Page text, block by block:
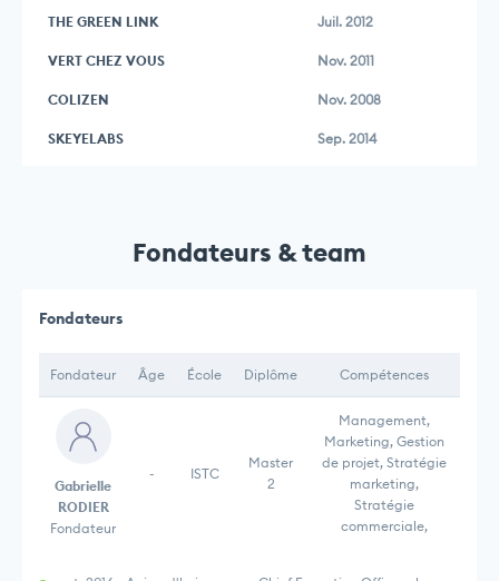
THE GREEN LINK Juil. 2012
VERT CHEZ VOUS Nov. 2011
COLIZEN Nov. 2008
SKEYELABS Sep. 2014
Fondateurs & team
Fondateurs
Fondateur Âge École Diplôme Compétences
Gabrielle
RODIER
Fondateur
- ISTC
Master
2
Management,
Marketing, Gestion
de projet, Stratégie
marketing,
Stratégie
commerciale,